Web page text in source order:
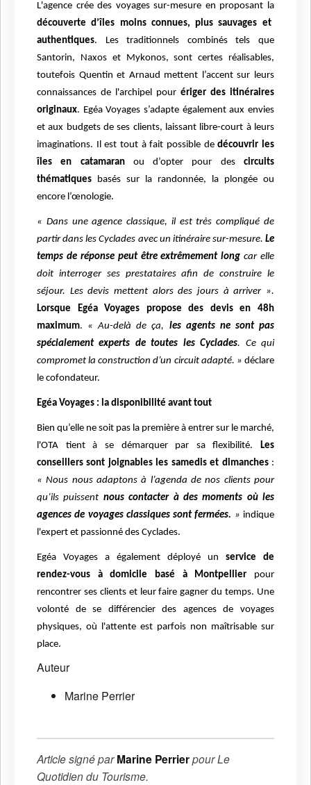
L'agence crée des voyages sur-mesure en proposant la
découverte d’îles moins connues, plus sauvages et
authentiques. Les traditionnels combinés tels que
Santorin, Naxos et Mykonos, sont certes réalisables,
toutefois Quentin et Arnaud mettent l’accent sur leurs
connaissances de l'archipel pour ériger des itinéraires
originaux. Egéa Voyages s’adapte également aux envies
et aux budgets de ses clients, laissant libre-court à leurs
imaginations. Il est tout à fait possible dedécouvrir les
îles en catamaran ou d’opter pour descircuits
thématiques basés sur la randonnée, la plongée ou
encore l’œnologie.
« Dans une agence classique, il est très compliqué de
partir dans les Cyclades avec un itinéraire sur-mesure. Le
temps de réponse peut être extrêmement longcar elle
doit interroger ses prestataires afin de construire le
séjour. Les devis mettent alors des jours à arriver ».
Lorsque Egéa Voyages propose
des devis en 48h
maximum. « Au-delà de ça, les agents ne sont pas
spécialement experts de toutes les Cyclades. Ce qui
compromet la construction d’un circuit adapté. » déclare
le cofondateur.
Egéa Voyages : la disponibilité avant tout
Bien qu’elle ne soit pas la première à entrer sur le marché,
l'OTA tient à se démarquer par sa flexibilité. Les
conseillers sont joignables les samedis et dimanches :
« Nous nous adaptons à l’agenda de nos clients pour
qu’ils puissent nous contacter à des moments où les
agences de voyages classiques sont fermées. » indique
l'expert et passionné des Cyclades.
Egéa Voyages a également déployé un service de
rendez-vous à domicile basé à Montpellier pour
rencontrer ses clients et leur faire gagner du temps. Une
volonté de se différencier des agences de voyages
physiques, où l'attente est parfois non maîtrisable sur
place.
Auteur
Marine Perrier
Article signé parMarine PerrierpourLe
Quotidien du Tourisme.